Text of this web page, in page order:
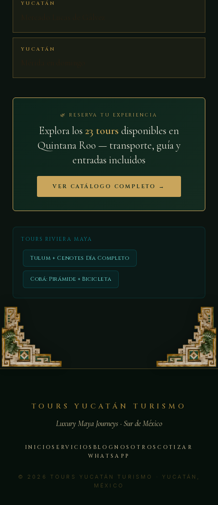
YUCATÁN
YUCATÁN
🌿 RESERVA TU EXPERIENCIA
Explora los 23 tours disponibles en
Quintana Roo — transporte, guía y
entradas incluidos
VER CATÁLOGO COMPLETO →
TOURS RIVIERA MAYA
Tulum + Cenotes Día Completo
Cobá: Pirámide + Bicicleta
TOURS YUCATÁN TURISMO
Luxury Maya Journeys · Sur de México
INICIOSERVICIOS BLOGNOSOTROS COTIZAR
WHATSAPP
© 2026 TOURS YUCATÁN TURISMO · YUCATÁN,
MÉXICO